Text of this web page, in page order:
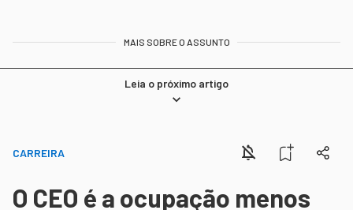
MAIS SOBRE O ASSUNTO
Leia o próximo artigo
CARREIRA
O CEO é a ocupação menos